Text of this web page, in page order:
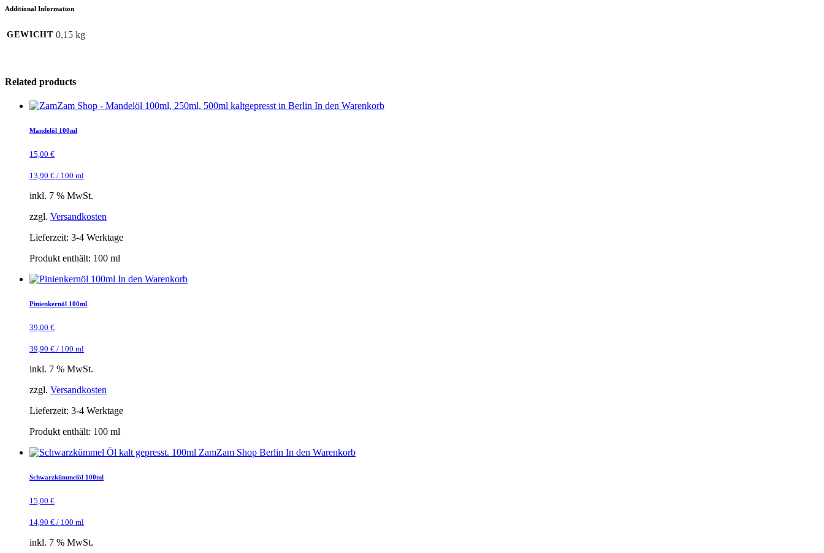
Additional Information
GEWICHT 0,15 kg
Related products
In den Warenkorb
Mandelöl 100ml
15,00 €
13,90 € / 100 ml
inkl. 7 % MwSt.
zzgl. Versandkosten
Lieferzeit: 3-4 Werktage
Produkt enthält: 100 ml
In den Warenkorb
Pinienkernöl 100ml
39,00 €
39,90 € / 100 ml
inkl. 7 % MwSt.
zzgl. Versandkosten
Lieferzeit: 3-4 Werktage
Produkt enthält: 100 ml
In den Warenkorb
Schwarzkümmelöl 100ml
15,00 €
14,90 € / 100 ml
inkl. 7 % MwSt.